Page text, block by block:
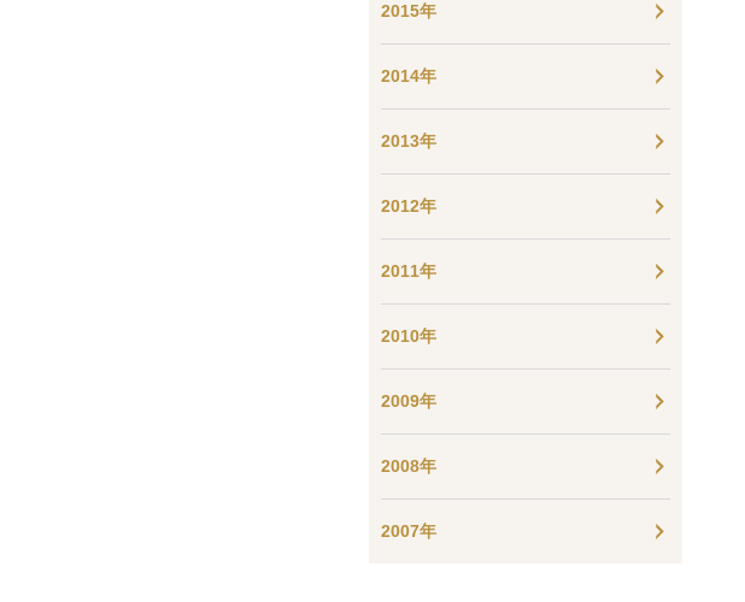
2015年
2014年
2013年
2012年
2011年
2010年
2009年
2008年
2007年